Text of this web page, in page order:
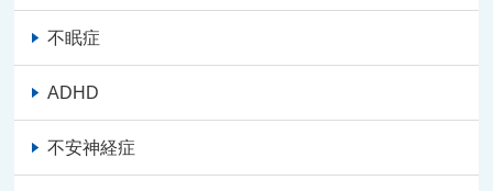
不眠症
ADHD
不安神経症